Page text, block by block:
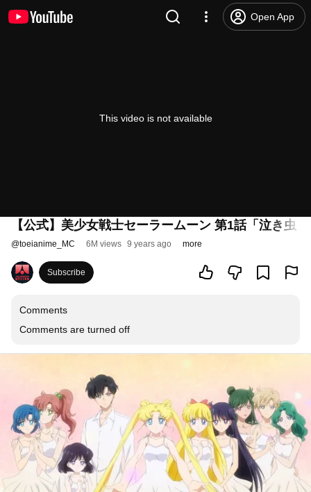
Open App
This video is not available
【公式】美少女戦士セーラームーン 第1話「泣き虫
@toeianime_MC 6M views 9 years ago more
Subscribe
Comments
Comments are turned off